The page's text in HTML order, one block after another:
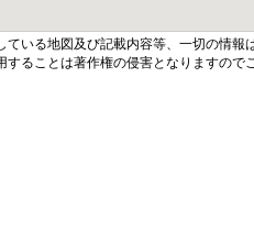
ている地図及び記載内容等、一切の情報
ることは著作権の侵害となりますので